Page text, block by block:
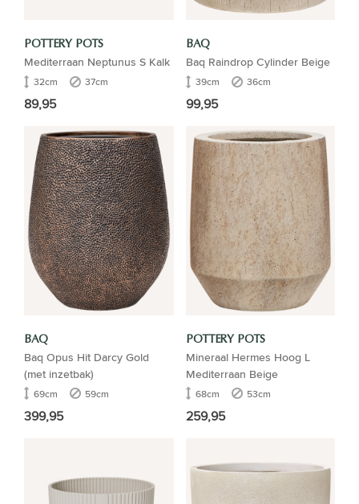
POTTERY POTS
Mediterraan Neptunus S Kalk
32cm 37cm
89,95
BAQ
Baq Raindrop Cylinder Beige
39cm 36cm
99,95
BAQ
Baq Opus Hit Darcy Gold
(met inzetbak)
69cm 59cm
399,95
POTTERY POTS
Mineraal Hermes Hoog L
Mediterraan Beige
68cm 53cm
259,95